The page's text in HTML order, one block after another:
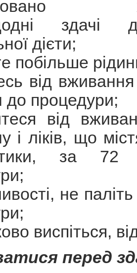
здачі
дієти;
побільше
від
до процедури;
від
і ліків, що
за
не
виспіться,
перед